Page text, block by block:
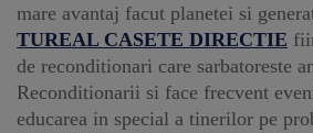
mare avantaj facut planetei si
TUREAL CASETE DIRECTIE
de reconditionari care sarbatoreste
Reconditionarii si face frecvent
educarea in special a tinerilor pe